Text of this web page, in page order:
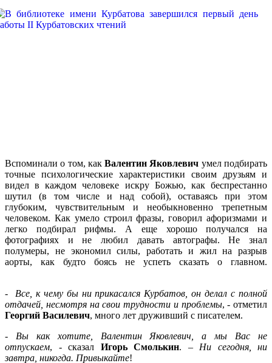
Вспоминали о том, какВалентин Яковлевич умел подбирать
точные психологические характеристики своим друзьям и
видел в каждом человеке искру Божью, как беспрестанно
шутил (в том числе и над собой), оставаясь при этом
глубоким, чувствительным и необыкновенно трепетным
человеком. Как умело строил фразы, говорил афоризмами и
легко подбирал рифмы. А еще хорошо получался на
фотографиях и не любил давать автографы. Не знал
полумеры, не экономил силы, работать и жил на разрыв
аорты, как будто боясь не успеть сказать о главном.
- Все, к чему бы ни прикасался Курбатов, он делал с полной
отдачей, несмотря на свои трудности и проблемы, - отметил
Георгий Василевич, много лет друживший с писателем.
- Вы как хотите, Валентин Яковлевич, а мы Вас не
отпускаем, - сказал Игорь Смолькин. – Ни сегодня, ни
завтра, никогда. Привыкайте!